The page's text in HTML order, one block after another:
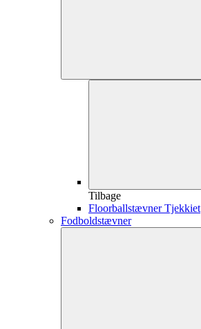
Tilbage
Floorballstævner Tjekkiet
Fodboldstævner